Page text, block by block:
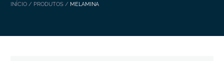
INÍCIO / PRODUTOS / MELAMINA